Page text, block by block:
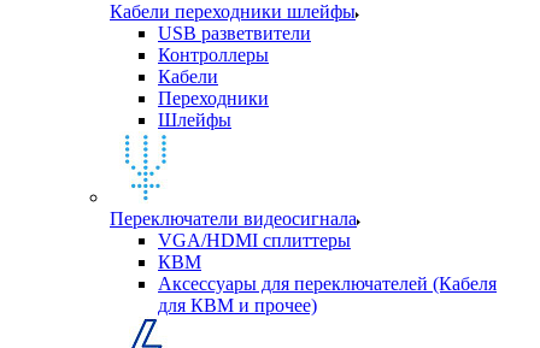
Кабели переходники шлейфы
USB разветвители
Контроллеры
Кабели
Переходники
Шлейфы
Переключатели видеосигнала
VGA/HDMI сплиттеры
КВМ
Аксессуары для переключателей (Кабеля
для КВМ и прочее)